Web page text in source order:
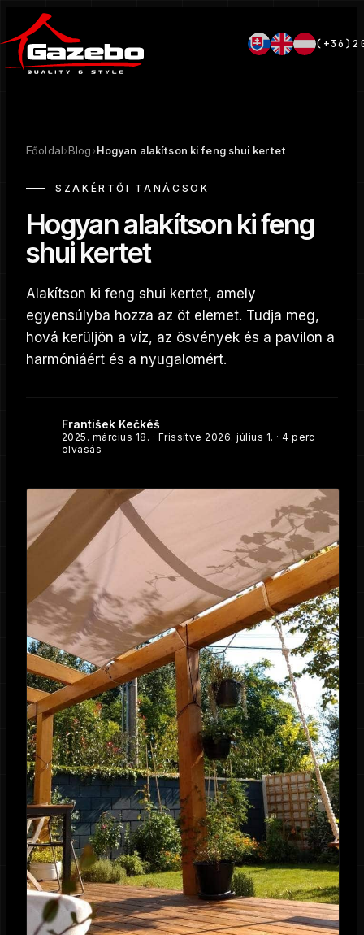
Főoldal›Blog›Hogyan alakítson ki feng shui kertet
SZAKÉRTŐI TANÁCSOK
Hogyan alakítson ki feng
shui kertet
Alakítson ki feng shui kertet, amely
egyensúlyba hozza az öt elemet. Tudja meg,
hová kerüljön a víz, az ösvények és a pavilon a
harmóniáért és a nyugalomért.
František Kečkéš
2025. március 18. · Frissítve 2026. július 1. · 4 perc
olvasás